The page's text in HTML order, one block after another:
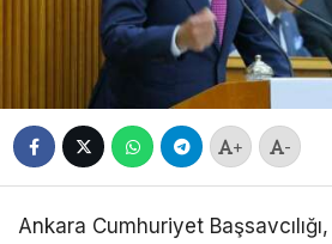
+ -
Ankara Cumhuriyet